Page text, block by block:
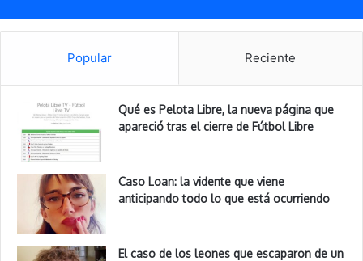
Popular Reciente
Qué es Pelota Libre, la nueva página que
apareció tras el cierre de Fútbol Libre
Caso Loan: la vidente que viene
anticipando todo lo que está ocurriendo
El caso de los leones que escaparon de un